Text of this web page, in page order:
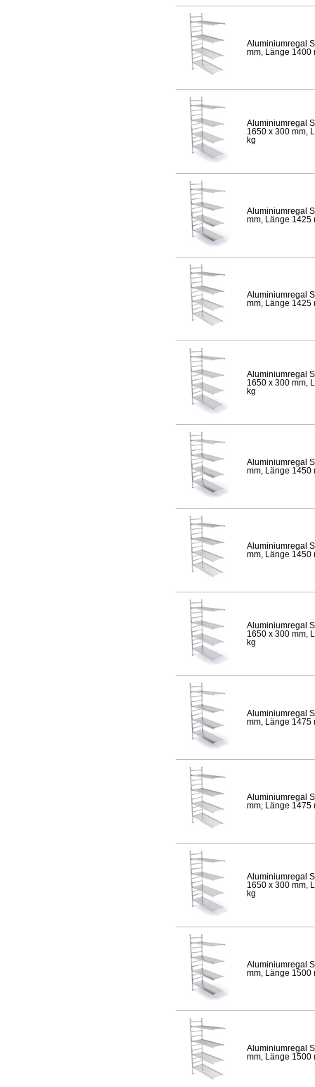
Aluminiumregal
mm, Länge 1400
Aluminiumregal
1650 x 300 mm,
kg
Aluminiumregal
mm, Länge 1425
Aluminiumregal
mm, Länge 1425
Aluminiumregal
1650 x 300 mm,
kg
Aluminiumregal
mm, Länge 1450
Aluminiumregal
mm, Länge 1450
Aluminiumregal
1650 x 300 mm,
kg
Aluminiumregal
mm, Länge 1475
Aluminiumregal
mm, Länge 1475
Aluminiumregal
1650 x 300 mm,
kg
Aluminiumregal
mm, Länge 1500
Aluminiumregal
mm, Länge 1500